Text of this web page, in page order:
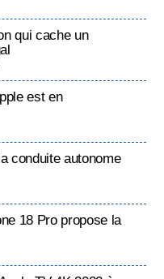
qui cache un
est en
conduite autonome
18 Pro propose la